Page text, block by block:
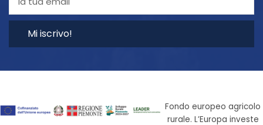
Mi iscrivo!
Fondo europeo agricolo
rurale. L’Europa investe